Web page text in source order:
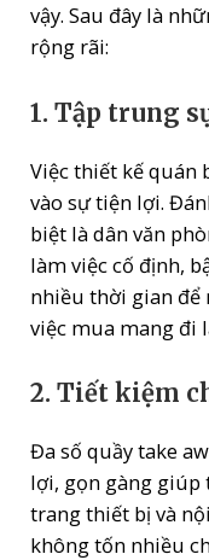
vậy. Sau đây là
rộng rãi:
1. Tập trung
Việc thiết kế quán
vào sự tiện lợi.
biệt là dân văn
làm việc cố định,
nhiều thời gian
việc mua mang đi
2. Tiết kiệm
Đa số quầy take
lợi, gọn gàng
trang thiết bị và
không tốn nhiều